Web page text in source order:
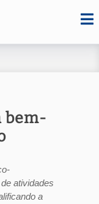
bem-
atividades
a